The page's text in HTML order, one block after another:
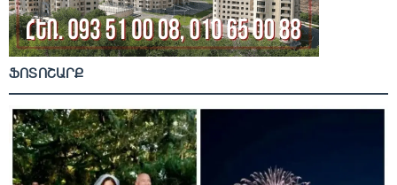
ՖՈՏՈՇԱՐՔ